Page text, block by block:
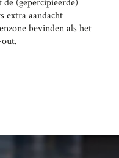
(gepercipieerde)
extra aandacht
bevinden als het